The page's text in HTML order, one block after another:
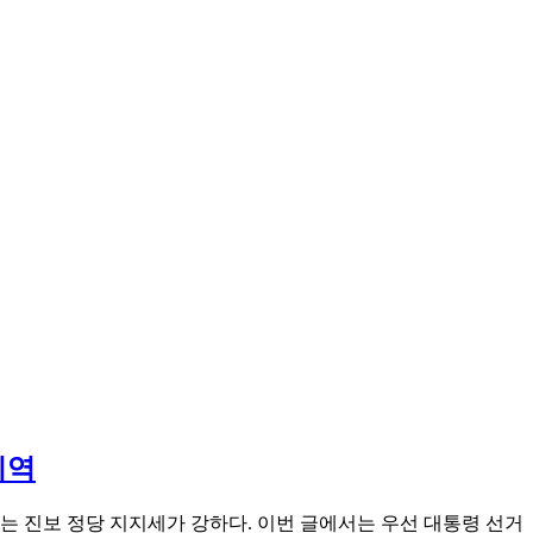
진보 정당 지지세가 강하다. 이번 글에서는 우선 대통령 선거